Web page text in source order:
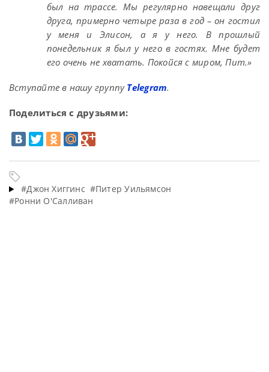
был на трассе. Мы регулярно навещали друг
друга, примерно четыре раза в год – он гостил
у меня и Элисон, а я у него. В прошлый
понедельник я был у него в гостях. Мне будет
его очень не хватать. Покойся с миром, Пит.»
Вступайте в нашу группу Telegram.
Поделиться с друзьями:
#Джон Хиггинс #Питер Уильямсон
#Ронни О'Салливан